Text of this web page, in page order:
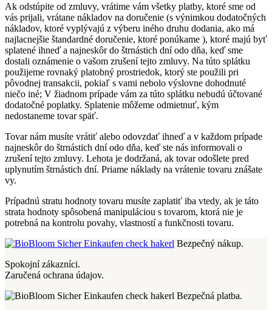
Ak odstúpite od zmluvy, vrátime vám všetky platby, ktoré sme od
vás prijali, vrátane nákladov na doručenie (s výnimkou dodatočných
nákladov, ktoré vyplývajú z výberu iného druhu dodania, ako má
najlacnejšie štandardné doručenie, ktoré ponúkame ), ktoré majú byť
splatené ihneď a najneskôr do štrnástich dní odo dňa, keď sme
dostali oznámenie o vašom zrušení tejto zmluvy. Na túto splátku
použijeme rovnaký platobný prostriedok, ktorý ste použili pri
pôvodnej transakcii, pokiaľ s vami nebolo výslovne dohodnuté
niečo iné; V žiadnom prípade vám za túto splátku nebudú účtované
dodatočné poplatky. Splatenie môžeme odmietnuť, kým
nedostaneme tovar späť.
Tovar nám musíte vrátiť alebo odovzdať ihneď a v každom prípade
najneskôr do štrnástich dní odo dňa, keď ste nás informovali o
zrušení tejto zmluvy. Lehota je dodržaná, ak tovar odošlete pred
uplynutím štrnástich dní. Priame náklady na vrátenie tovaru znášate
vy.
Prípadnú stratu hodnoty tovaru musíte zaplatiť iba vtedy, ak je táto
strata hodnoty spôsobená manipuláciou s tovarom, ktorá nie je
potrebná na kontrolu povahy, vlastností a funkčnosti tovaru.
Bezpečný nákup.
Spokojní zákazníci.
Zaručená ochrana údajov.
Bezpečná platba.